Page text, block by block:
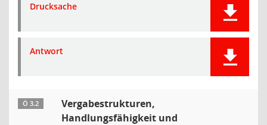
Drucksache
Antwort
Ö 3.2
Vergabestrukturen,
Handlungsfähigkeit und